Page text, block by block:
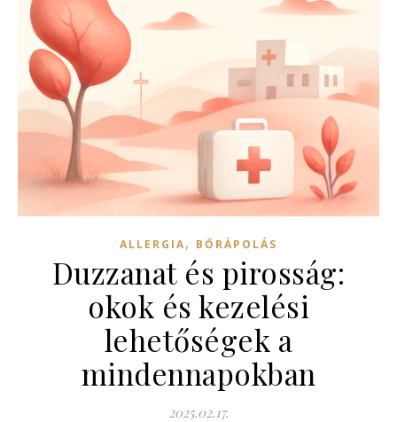
ALLERGIA, BŐRÁPOLÁS
Duzzanat és pirosság:
okok és kezelési
lehetőségek a
mindennapokban
2025.02.17.